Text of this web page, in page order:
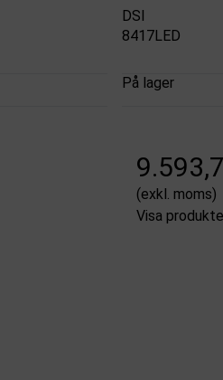
DSI
8417LED
På lager
(exkl. moms)
Visa